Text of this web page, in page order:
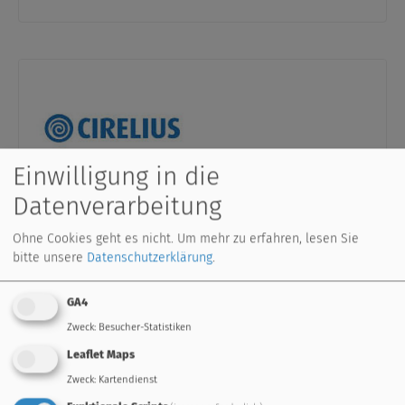
Portugal
CIRELIUS, Lda Materiais Para Gas e
Aquecimento
Rua da Cancela Velha 26
Zona Industrial de Avintes
4430-660 Avintes
T: 0035 1 227843817
info(at)cirelius.pt
Einwilligung in die
Datenverarbeitung
Ohne Cookies geht es nicht. Um mehr zu erfahren, lesen Sie
bitte unsere Datenschutzerklärung.
GA4
Zweck: Besucher-Statistiken
Leaflet Maps
Zweck: Kartendienst